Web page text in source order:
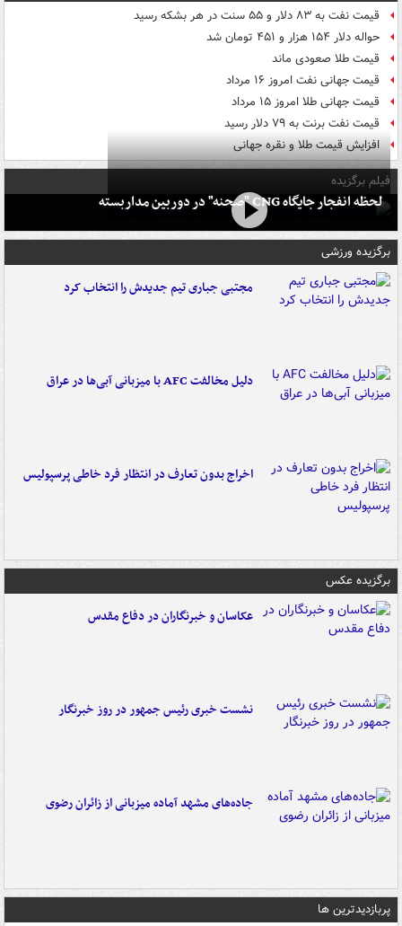
قیمت نفت به ۸۳ دلار و ۵۵ سنت در هر بشکه رسید
حواله دلار ۱۵۴ هزار و ۴۵۱ تومان شد
قیمت طلا صعودی ماند
قیمت جهانی نفت امروز ۱۶ مرداد
قیمت جهانی طلا امروز ۱۵ مرداد
قیمت نفت برنت به ۷۹ دلار رسید
افزایش قیمت طلا و نقره جهانی
فیلم برگزیده
لحظه انفجار جایگاه CNG "صحنه" در دوربین مداربسته
برگزیده ورزشی
مجتبی جباری تیم جدیدش را انتخاب کرد
دلیل مخالفت AFC با میزبانی آبی‌ها در عراق
اخراج بدون تعارف در انتظار فرد خاطی پرسپولیس
برگزیده عکس
عکاسان و خبرنگاران در دفاع مقدس
نشست خبری رئیس جمهور در روز خبرنگار
جاده‌های مشهد آماده میزبانی از زائران رضوی
پربازدیدترین ها